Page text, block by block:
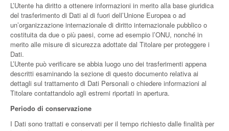
L’Utente ha diritto a ottenere informazioni in merito alla base giuridica
del trasferimento di Dati al di fuori dell’Unione Europea o ad
un’organizzazione internazionale di diritto internazionale pubblico o
costituita da due o più paesi, come ad esempio l’ONU, nonché in
merito alle misure di sicurezza adottate dal Titolare per proteggere i
Dati.
L’Utente può verificare se abbia luogo uno dei trasferimenti appena
descritti esaminando la sezione di questo documento relativa ai
dettagli sul trattamento di Dati Personali o chiedere informazioni al
Titolare contattandolo agli estremi riportati in apertura.
Periodo di conservazione
I Dati sono trattati e conservati per il tempo richiesto dalle finalità per